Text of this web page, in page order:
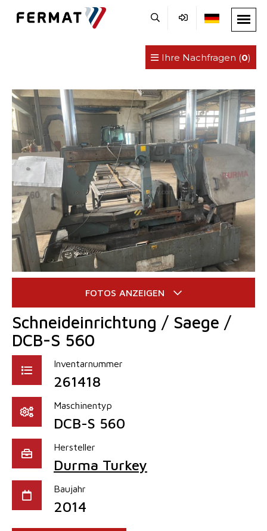
Ihre Nachfragen (0)
Schneideinrichtung / Saege /
DCB-S 560
Inventarnummer
261418
Maschinentyp
DCB-S 560
Hersteller
Durma Turkey
Baujahr
2014